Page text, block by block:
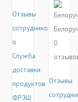
Отзывы
сотрудников
о
Служба
доставки
продуктов
ФРЭШ
0
Отзывы